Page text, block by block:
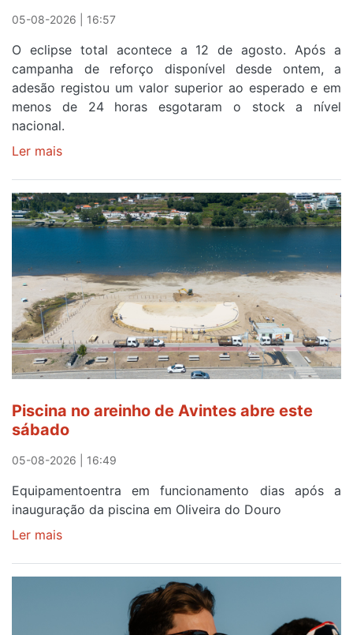
05-08-2026 | 16:57
O eclipse total acontece a 12 de agosto. Após a
campanha de reforço disponível desde ontem, a
adesão registou um valor superior ao esperado e em
menos de 24 horas esgotaram o stock a nível
nacional.
Ler mais
gratuitos
para
observar
eclipse
solar
esgotam
em
menos
de
24
após
campanha
reforço
Piscina no areinho de Avintes abre este
sábado
05-08-2026 | 16:49
Equipamentoentra em funcionamento dias após a
inauguração da piscina em Oliveira do Douro
Ler mais
no